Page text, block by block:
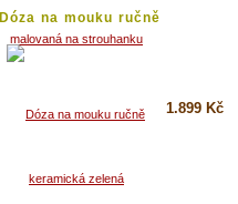
Dóza na mouku ručně
malovaná...
1.899 Kč